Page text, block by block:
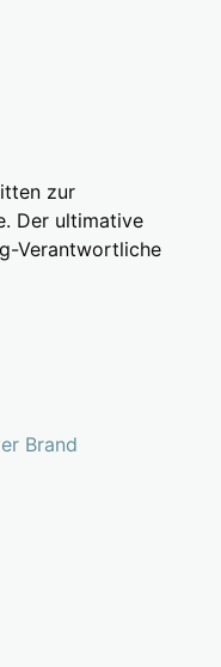
zur
Der ultimative
Verantwortliche
Brand